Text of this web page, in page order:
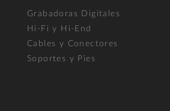
Grabadoras Digitales
Hi-Fi y Hi-End
Cables y Conectores
Soportes y Pies